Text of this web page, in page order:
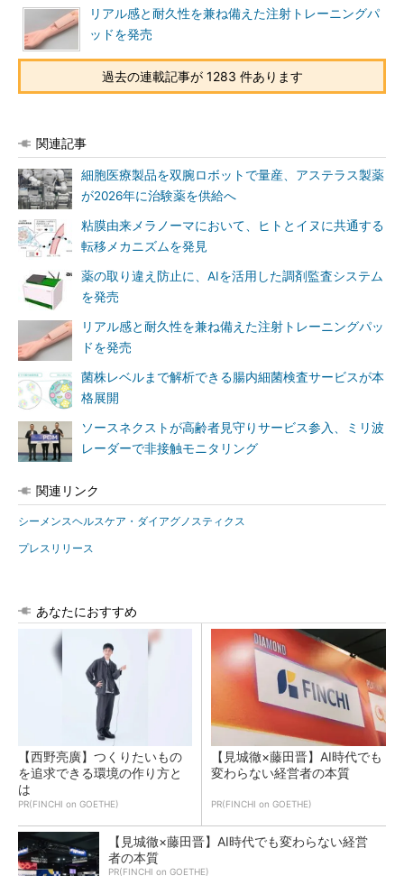
リアル感と耐久性を兼ね備えた注射トレーニングパ
ッドを発売
過去の連載記事が 1283 件あります
関連記事
細胞医療製品を双腕ロボットで量産、アステラス製薬
が2026年に治験薬を供給へ
粘膜由来メラノーマにおいて、ヒトとイヌに共通する
転移メカニズムを発見
薬の取り違え防止に、AIを活用した調剤監査システム
を発売
リアル感と耐久性を兼ね備えた注射トレーニングパッ
ドを発売
菌株レベルまで解析できる腸内細菌検査サービスが本
格展開
ソースネクストが高齢者見守りサービス参入、ミリ波
レーダーで非接触モニタリング
関連リンク
シーメンスヘルスケア・ダイアグノスティクス
プレスリリース
あなたにおすすめ
【西野亮廣】つくりたいもの
を追求できる環境の作り方と
は
PR(FINCHI on GOETHE)
【見城徹×藤田晋】AI時代でも
変わらない経営者の本質
PR(FINCHI on GOETHE)
【見城徹×藤田晋】AI時代でも変わらない経営
者の本質
PR(FINCHI on GOETHE)